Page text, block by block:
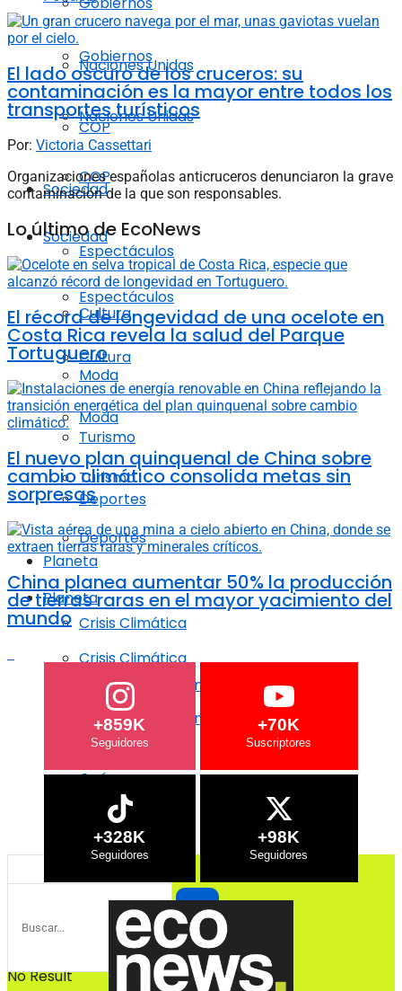
Naciones Unidas
COP
Sociedad
Espectáculos
Cultura
Moda
Turismo
Deportes
Planeta
Crisis Climática
Agricultura regenerativa
Océanos
Bosques
No Result
Gobiernos
Naciones Unidas
COP
Sociedad
Espectáculos
Cultura
Moda
Turismo
Deportes
Planeta
Crisis Climática
Agricultura regenerativa
Océanos
Bosques
El lado oscuro de los cruceros: su
contaminación es la mayor entre todos los
transportes turísticos
Por: Victoria Cassettari
Organizaciones españolas anticruceros denunciaron la grave
contaminación de la que son responsables.
Lo último de EcoNews
El récord de longevidad de una ocelote en
Costa Rica revela la salud del Parque
Tortuguero
El nuevo plan quinquenal de China sobre
cambio climático consolida metas sin
sorpresas
China planea aumentar 50% la producción
de tierras raras en el mayor yacimiento del
mundo
+859K +70K
+328K +98K